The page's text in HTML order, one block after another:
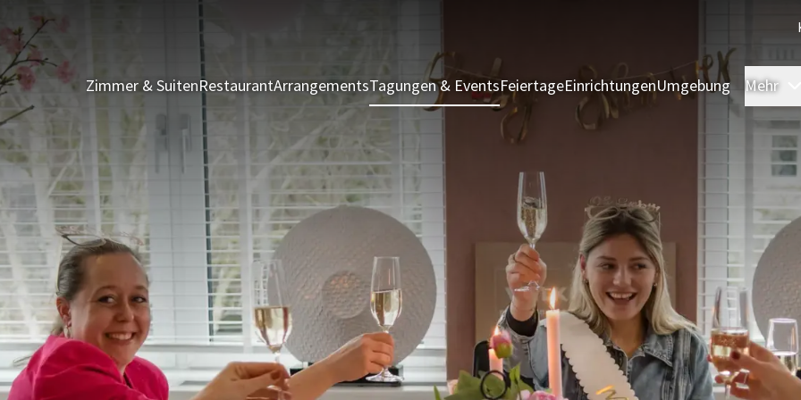
Zimmer & SuitenRestaurantArrangementsTagungen & EventsFeiertageEinrichtungenUmgebung Mehr